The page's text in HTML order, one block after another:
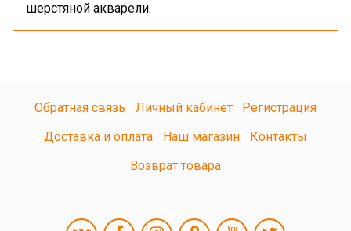
шерстяной акварели.
Обратная связь Личный кабинет
Регистрация
Доставка и оплата
Наш магазин
Контакты
Возврат товара